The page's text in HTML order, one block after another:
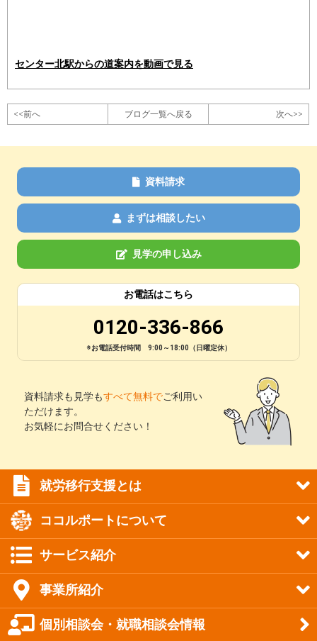
センター北駅からの道案内を動画で見る
<<前へ ブログ一覧へ戻る 次へ>>
資料請求
まずは相談したい
見学の申し込み
お電話はこちら
0120-336-866
※お電話受付時間 9:00～18:00（日曜定休）
資料請求も見学もすべて無料でご利用い
ただけます。
お気軽にお問合せください！
就労移行支援とは
ココルポートについて
サービス紹介
事業所紹介
個別相談会・就職相談会情報